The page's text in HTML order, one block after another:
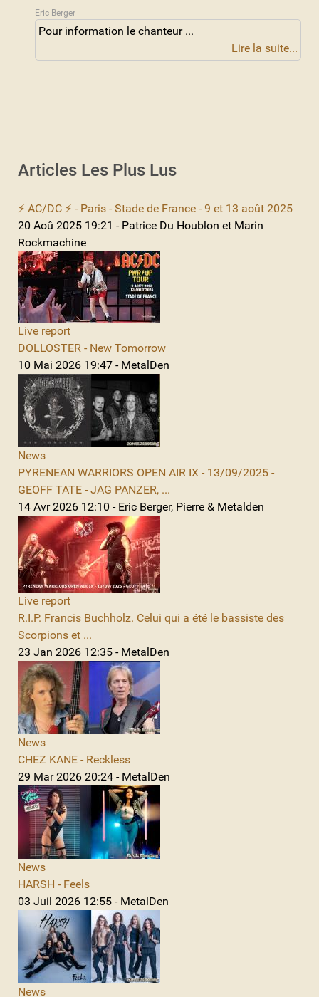
Eric Berger
Pour information le chanteur ...
Lire la suite...
Articles Les Plus Lus
⚡ AC/DC ⚡ - Paris - Stade de France - 9 et 13 août 2025
20 Aoû 2025 19:21 - Patrice Du Houblon et Marin
Rockmachine
Live report
DOLLOSTER - New Tomorrow
10 Mai 2026 19:47 - MetalDen
News
PYRENEAN WARRIORS OPEN AIR IX - 13/09/2025 -
GEOFF TATE - JAG PANZER, ...
14 Avr 2026 12:10 - Eric Berger, Pierre & Metalden
Live report
R.I.P. Francis Buchholz. Celui qui a été le bassiste des
Scorpions et ...
23 Jan 2026 12:35 - MetalDen
News
CHEZ KANE - Reckless
29 Mar 2026 20:24 - MetalDen
News
HARSH - Feels
03 Juil 2026 12:55 - MetalDen
News